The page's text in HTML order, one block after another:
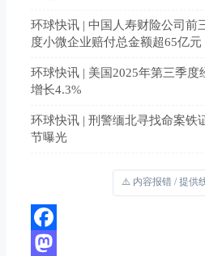
环球快讯 | 中国人寿财险公司前
度小微企业赔付总金额超65亿元
环球快讯 | 美国2025年第三季度
增长4.3%
环球快讯 | 刑警缅北寻找命案铁
节曝光
⚠️ 内容报错 / 提供
Facebook